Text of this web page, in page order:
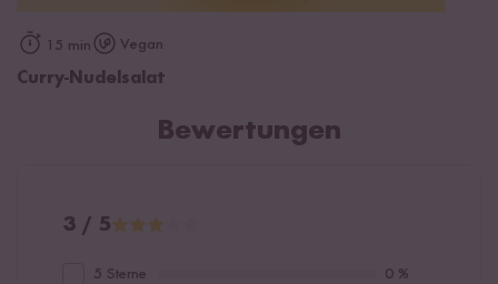
15 min Vegan
Curry-Nudelsalat
Bewertungen
3 / 5
5 Sterne 0 %